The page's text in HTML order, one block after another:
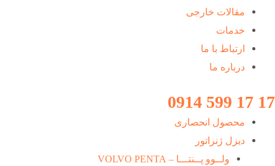
مقالات خارجی
خدمات
ارتباط با ما
درباره ما
17 17 599 0914
محصول انحصاری
دیزل ژنراتور
ولــوو پــنتـــا – VOLVO PENTA